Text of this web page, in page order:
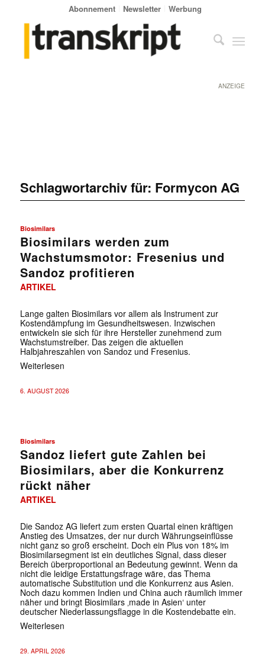
Abonnement Newsletter Werbung
ANZEIGE
Schlagwortarchiv für: Formycon AG
Biosimilars
Biosimilars werden zum
Wachstumsmotor: Fresenius und
Sandoz profitieren
ARTIKEL
Lange galten Biosimilars vor allem als Instrument zur
Kostendämpfung im Gesundheitswesen. Inzwischen
entwickeln sie sich für ihre Hersteller zunehmend zum
Wachstumstreiber. Das zeigen die aktuellen
Halbjahreszahlen von Sandoz und Fresenius.
Weiterlesen
6. AUGUST 2026
Biosimilars
Sandoz liefert gute Zahlen bei
Biosimilars, aber die Konkurrenz
rückt näher
ARTIKEL
Die Sandoz AG liefert zum ersten Quartal einen kräftigen
Anstieg des Umsatzes, der nur durch Währungseinflüsse
nicht ganz so groß erscheint. Doch ein Plus von 18% im
Biosimilarsegment ist ein deutliches Signal, dass dieser
Bereich überproportional an Bedeutung gewinnt. Wenn da
nicht die leidige Erstattungsfrage wäre, das Thema
automatische Substitution und die Konkurrenz aus Asien.
Noch dazu kommen Indien und China auch räumlich immer
näher und bringt Biosimilars ‚made in Asien‘ unter
deutscher Niederlassungsflagge in die Kostendebatte ein.
Weiterlesen
29. APRIL 2026